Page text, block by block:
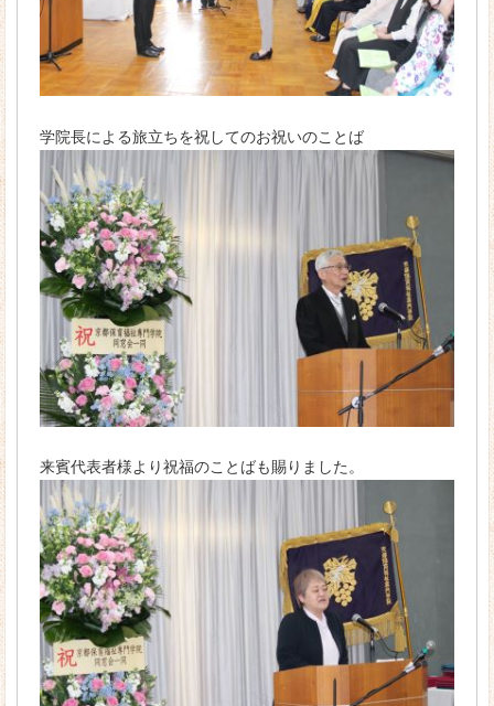
学院長による旅立ちを祝してのお祝いのことば
来賓代表者様より祝福のことばも賜りました。